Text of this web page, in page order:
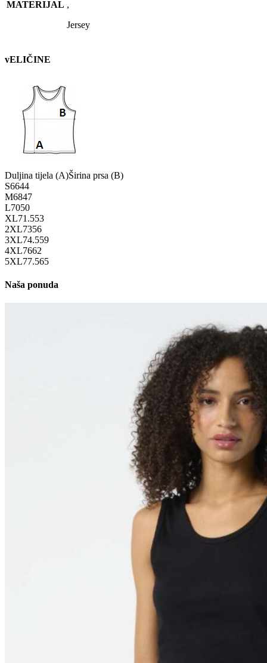
MATERIJAL ,
Jersey
vELIČINE
Duljina tijela (A)Širina prsa (B)
S6644
M6847
L7050
XL71.553
2XL7356
3XL74.559
4XL7662
5XL77.565
Naša ponuda